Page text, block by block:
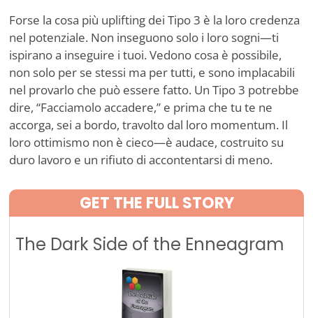
Forse la cosa più uplifting dei Tipo 3 è la loro credenza
nel potenziale. Non inseguono solo i loro sogni—ti
ispirano a inseguire i tuoi. Vedono cosa è possibile,
non solo per se stessi ma per tutti, e sono implacabili
nel provarlo che può essere fatto. Un Tipo 3 potrebbe
dire, “Facciamolo accadere,” e prima che tu te ne
accorga, sei a bordo, travolto dal loro momentum. Il
loro ottimismo non è cieco—è audace, costruito su
duro lavoro e un rifiuto di accontentarsi di meno.
GET THE FULL STORY
The Dark Side of the Enneagram